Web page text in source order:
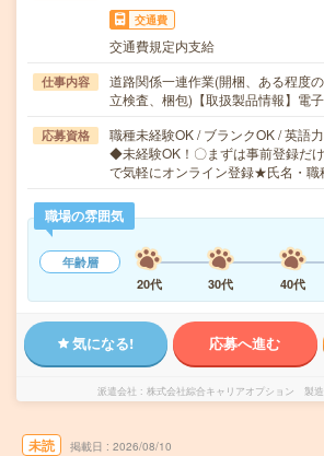
交通費
交通費規定内支給
仕事内容
道路関係一連作業(開梱、ある程度
立検査、梱包)【取扱製品情報】電
応募資格
職種未経験OK / ブランクOK / 英語
◆未経験OK！〇まずは事前登録だ
で気軽にオンライン登録★氏名・
職場の雰囲気
年齢層
20代
30代 40代
気になる! 応募へ進む
派遣会社 株式会社綜合キャリアオプション 製造
未読 掲載日 2026/08/10